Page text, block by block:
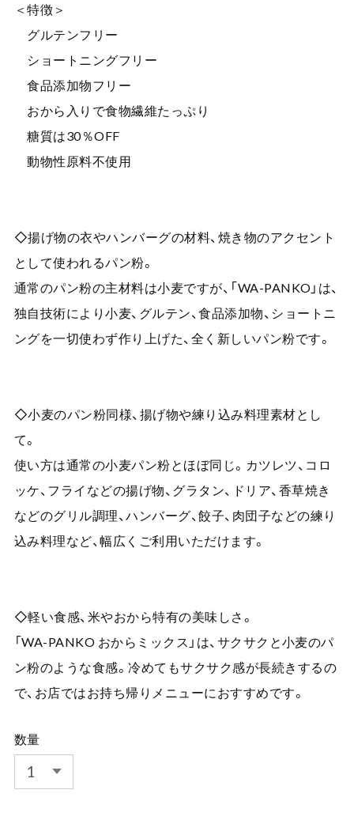
＜特徴＞
グルテンフリー
ショートニングフリー
食品添加物フリー
おから入りで食物繊維たっぷり
糖質は30％OFF
動物性原料不使用
◇揚げ物の衣やハンバーグの材料、焼き物のアクセント
として使われるパン粉。
通常のパン粉の主材料は小麦ですが、「WA-PANKO」は、
独自技術により小麦、グルテン、食品添加物、ショートニ
ングを一切使わず作り上げた、全く新しいパン粉です。
◇小麦のパン粉同様、揚げ物や練り込み料理素材とし
て。
使い方は通常の小麦パン粉とほぼ同じ。カツレツ、コロ
ッケ、フライなどの揚げ物、グラタン、ドリア、香草焼き
などのグリル調理、ハンバーグ、餃子、肉団子などの練り
込み料理など、幅広くご利用いただけます。
◇軽い食感、米やおから特有の美味しさ。
「WA-PANKO おからミックス」は、サクサクと小麦のパ
ン粉のような食感。冷めてもサクサク感が長続きするの
で、お店ではお持ち帰りメニューにおすすめです。
数量